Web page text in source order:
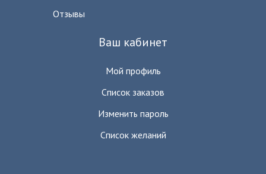
Отзывы
Ваш кабинет
Мой профиль
Список заказов
Изменить пароль
Список желаний